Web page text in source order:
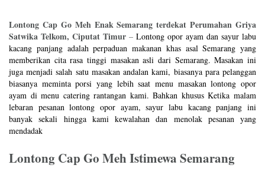
Lontong Cap Go Meh Enak Semarang terdekat Perumahan Griya
Satwika Telkom, Ciputat Timur – Lontong opor ayam dan sayur labu
kacang panjang adalah perpaduan makanan khas asal Semarang yang
memberikan cita rasa tinggi masakan asli dari Semarang. Masakan ini
juga menjadi salah satu masakan andalan kami, biasanya para pelanggan
biasanya meminta porsi yang lebih saat menu masakan lontong opor
ayam di menu catering rantangan kami. Bahkan khusus Ketika malam
lebaran pesanan lontong opor ayam, sayur labu kacang panjang ini
banyak sekali hingga kami kewalahan dan menolak pesanan yang
mendadak
Lontong Cap Go Meh Istimewa Semarang